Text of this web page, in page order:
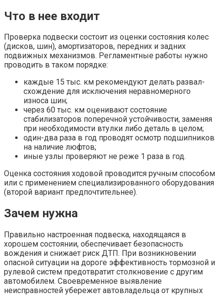
Что в нее входит
Проверка подвески состоит из оценки состояния колес
(дисков, шин), амортизаторов, передних и задних
подвижных механизмов. Регламентные работы нужно
проводить в таком порядке:
каждые 15 тыс. км рекомендуют делать развал-
схождение для исключения неравномерного
износа шин;
через 60 тыс. км оценивают состояние
стабилизаторов поперечной устойчивости, заменяя
при необходимости втулки либо деталь в целом;
один-два раза в год проводят осмотр подшипников
на наличие люфтов;
иные узлы проверяют не реже 1 раза в год.
Оценка состояния ходовой проводится ручным способом
или с применением специализированного оборудования
(второй вариант предпочтительнее).
Зачем нужна
Правильно настроенная подвеска, находящаяся в
хорошем состоянии, обеспечивает безопасность
вождения и снижает риск ДТП. При возникновении
опасной ситуации на дороге эффективность тормозной и
рулевой систем предотвратит столкновение с другим
автомобилем. Своевременное выявление
неисправностей убережет автовладельца от крупных